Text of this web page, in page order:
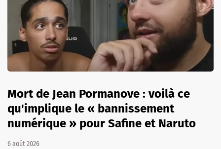
Mort de Jean Pormanove : voilà ce
qu'implique le « bannissement
numérique » pour Safine et Naruto
6 août 2026